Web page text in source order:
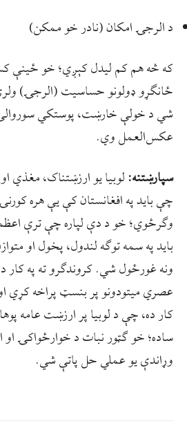
د الرجۍ امکان (نادر خو ممکن)
که څه هم کم لیدل کېږي؛ خو ځینې
ځانګړو ډولونو حساسیت (الرجۍ)
شي د خولې خارښت، پوستکي
عکس‌العمل وي.
سپارښتنه: لوبیا یو ارزښتناک، مغذي
چې باید په افغانستان کې يې هره
وګرځوي؛ خو د دې لپاره چې ترې
باید په سمه توګه لندول، پخول او
ونه غورځول شي. کروندګرو ته په کار
عصري میتودونو پر بنسټ پراخه کړي او
کار ده، چې د لوبیا پر ارزښت عامه
ساده؛ خو ګټور نبات د خوارځواکۍ او
وړاندې یو عملي حل پاتې شي.